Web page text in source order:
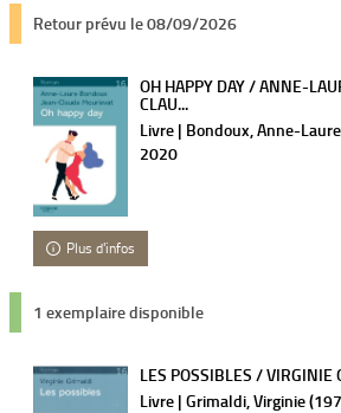
Retour prévu le 08/09/2026
OH HAPPY DAY / ANNE-
CLAU...
Livre | Bondoux, Anne-
2020
Plus d'infos
1 exemplaire disponible
LES POSSIBLES / VIRGINIE
Livre | Grimaldi, Virginie